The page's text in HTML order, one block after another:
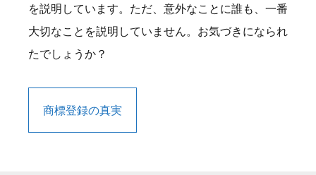
を説明しています。ただ、意外なことに誰も、一番
大切なことを説明していません。お気づきになられ
たでしょうか？
商標登録の真実